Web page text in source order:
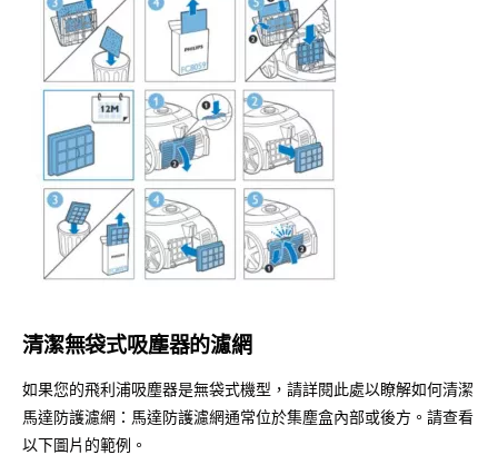
清潔無袋式吸塵器的濾網
如果您的飛利浦吸塵器是無袋式機型，請詳閱此處以瞭解如何清潔
馬達防護濾網：馬達防護濾網通常位於集塵盒內部或後方。請查看
以下圖片的範例。